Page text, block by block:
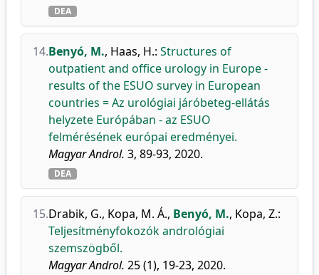
DEA
14.Benyó, M., Haas, H.: Structures of
outpatient and office urology in Europe -
results of the ESUO survey in European
countries = Az urológiai járóbeteg-ellátás
helyzete Európában - az ESUO
felmérésének európai eredményei.
Magyar Androl. 3, 89-93, 2020.
DEA
15.Drabik, G., Kopa, M. Á., Benyó, M., Kopa, Z.:
Teljesítményfokozók andrológiai
szemszögből.
Magyar Androl. 25 (1), 19-23, 2020.